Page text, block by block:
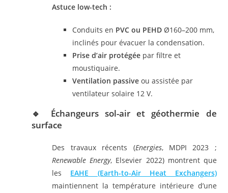
Astuce low-tech :
Conduits en PVC ou PEHD Ø160–200 mm,
inclinés pour évacuer la condensation.
Prise d’air protégée par filtre et
moustiquaire.
Ventilation passive ou assistée par
ventilateur solaire 12 V.
🔹 Échangeurs sol-air et géothermie de
surface
Des travaux récents (Energies, MDPI 2023 ;
Renewable Energy, Elsevier 2022) montrent que
les EAHE (Earth-to-Air Heat Exchangers)
maintiennent la température intérieure d’une